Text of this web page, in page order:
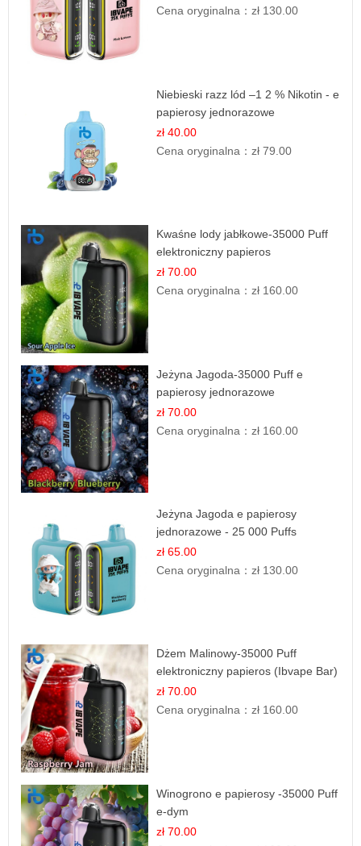
Cena oryginalna：zł 130.00
Niebieski razz lód –1 2 % Nikotin - e
papierosy jednorazowe
zł 40.00
Cena oryginalna：zł 79.00
Kwaśne lody jabłkowe-35000 Puff
elektroniczny papieros
zł 70.00
Cena oryginalna：zł 160.00
Jeżyna Jagoda-35000 Puff e
papierosy jednorazowe
zł 70.00
Cena oryginalna：zł 160.00
Jeżyna Jagoda e papierosy
jednorazowe - 25 000 Puffs
zł 65.00
Cena oryginalna：zł 130.00
Dżem Malinowy-35000 Puff
elektroniczny papieros (Ibvape Bar)
zł 70.00
Cena oryginalna：zł 160.00
Winogrono e papierosy -35000 Puff
e-dym
zł 70.00